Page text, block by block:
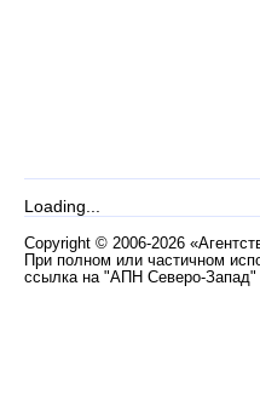
Loading...
Copyright © 2006-2026
При полном или частичном
ссылка на "АПН Северо-Запад"